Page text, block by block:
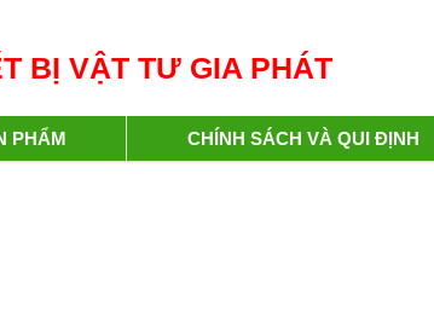
BỊ VẬT TƯ GIA PHÁT
PHẨM CHÍNH SÁCH VÀ QUI ĐỊNH